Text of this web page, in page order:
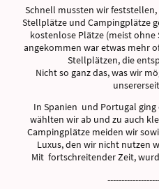
Schnell mussten wir
Stellplätze und Campingplätze
kostenlose Plätze (meist ohne
angekommen war etwas mehr
Stellplätzen, die
Nicht so ganz das, was wir
In Spanien und Portugal
wählten wir ab und zu auch
Campingplätze meiden wir
Luxus, den wir nicht nutzen
Mit fortschreitender Zeit,